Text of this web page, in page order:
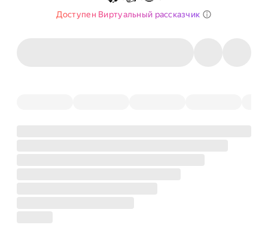
Доступен Виртуальный рассказчик